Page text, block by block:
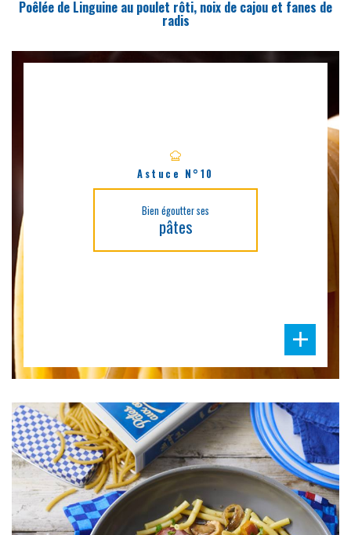
Poêlée de Linguine au poulet rôti, noix de cajou et fanes de
radis
Astuce N°10
Bien égoutter ses
pâtes
DIFFICULTÉ